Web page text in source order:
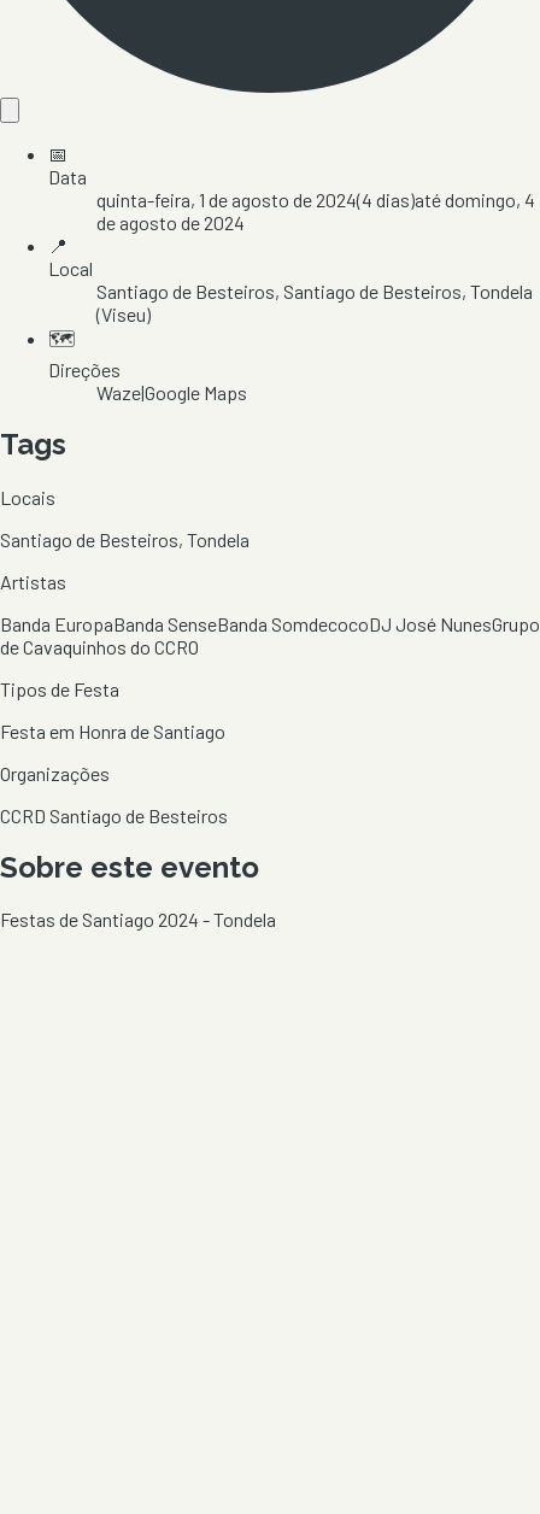
📅
Data
quinta-feira, 1 de agosto de 2024(4 dias)atédomingo, 4
de agosto de 2024
📍
Local
Santiago de Besteiros, Santiago de Besteiros, Tondela
(Viseu)
🗺️
Direções
Waze|Google Maps
Tags
Locais
Santiago de Besteiros, Tondela
Artistas
Banda EuropaBanda SenseBanda SomdecocoDJ José NunesGrupo
de Cavaquinhos do CCRO
Tipos de Festa
Festa em Honra de Santiago
Organizações
CCRD Santiago de Besteiros
Sobre este evento
Festas de Santiago 2024 - Tondela